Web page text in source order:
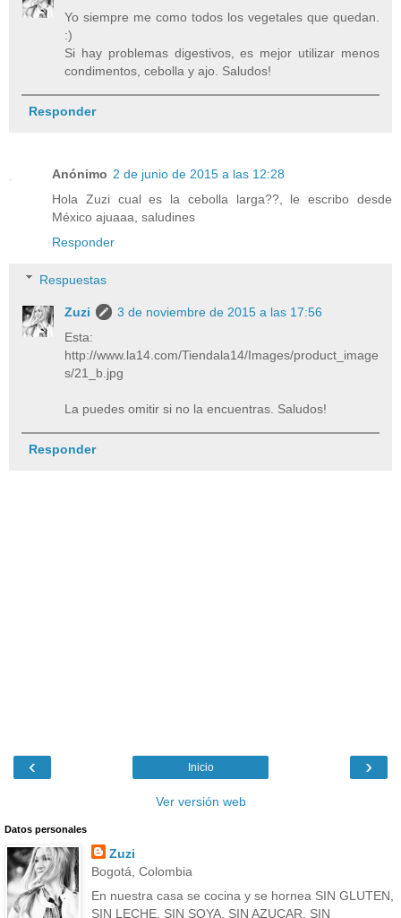
Yo siempre me como todos los vegetales que quedan.
:)
Si hay problemas digestivos, es mejor utilizar menos
condimentos, cebolla y ajo. Saludos!
Responder
Anónimo 2 de junio de 2015 a las 12:28
Hola Zuzi cual es la cebolla larga??, le escribo desde
México ajuaaa, saludines
Responder
Respuestas
Zuzi
3 de noviembre de 2015 a las 17:56
Esta:
http://www.la14.com/Tiendala14/Images/product_image
s/21_b.jpg
La puedes omitir si no la encuentras. Saludos!
Responder
‹ ›
Inicio
Ver versión web
Datos personales
Zuzi
Bogotá, Colombia
En nuestra casa se cocina y se hornea SIN GLUTEN,
SIN LECHE, SIN SOYA, SIN AZUCAR, SIN